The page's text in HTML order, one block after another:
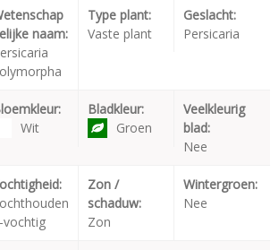
naam:
Type plant:
Vaste plant
Geslacht:
Persicaria
Wit
Bladkleur:
Groen
Veelkleurig
blad:
Nee
vochtig
Zon /
schaduw:
Zon
Wintergroen:
Nee